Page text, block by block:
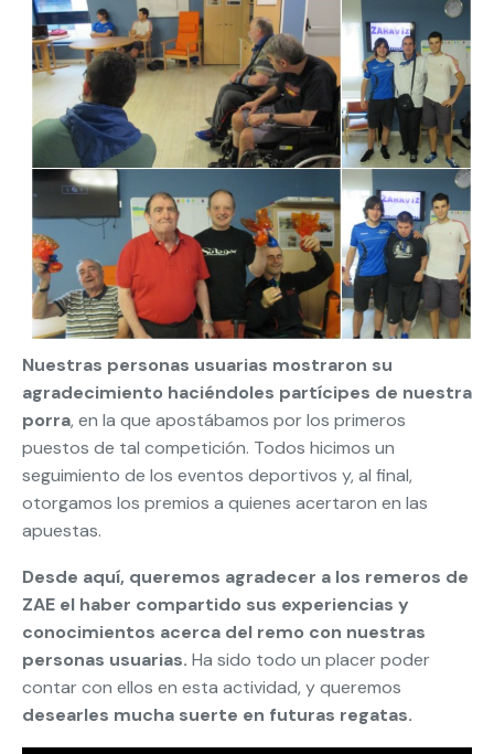
Nuestras personas usuarias mostraron su
agradecimiento haciéndoles partícipes de nuestra
porra, en la que apostábamos por los primeros
puestos de tal competición. Todos hicimos un
seguimiento de los eventos deportivos y, al final,
otorgamos los premios a quienes acertaron en las
apuestas.
Desde aquí, queremos agradecer a los remeros de
ZAE el haber compartido sus experiencias y
conocimientos acerca del remo con nuestras
personas usuarias. Ha sido todo un placer poder
contar con ellos en esta actividad, y queremos
desearles mucha suerte en futuras regatas.